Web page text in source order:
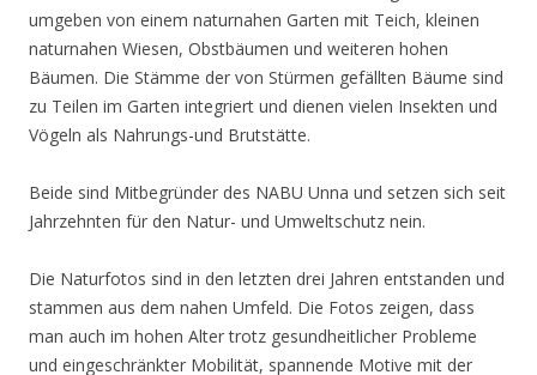
umgeben von einem naturnahen Garten mit Teich, kleinen
naturnahen Wiesen, Obstbäumen und weiteren hohen
Bäumen. Die Stämme der von Stürmen gefällten Bäume sind
zu Teilen im Garten integriert und dienen vielen Insekten und
Vögeln als Nahrungs-und Brutstätte.
Beide sind Mitbegründer des NABU Unna und setzen sich seit
Jahrzehnten für den Natur- und Umweltschutz nein.
Die Naturfotos sind in den letzten drei Jahren entstanden und
stammen aus dem nahen Umfeld. Die Fotos zeigen, dass
man auch im hohen Alter trotz gesundheitlicher Probleme
und eingeschränkter Mobilität, spannende Motive mit der